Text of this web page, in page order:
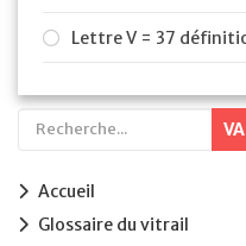
Lettre V = 37
Accueil
Glossaire du vitrail